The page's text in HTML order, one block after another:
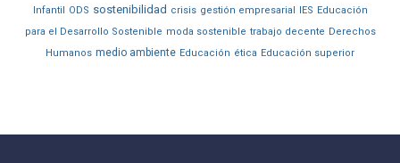
Infantil ODS sostenibilidad crisis gestión empresarial IES Educación
para el Desarrollo Sostenible moda sostenible trabajo decente Derechos
Humanos medio ambiente Educación ética Educación superior